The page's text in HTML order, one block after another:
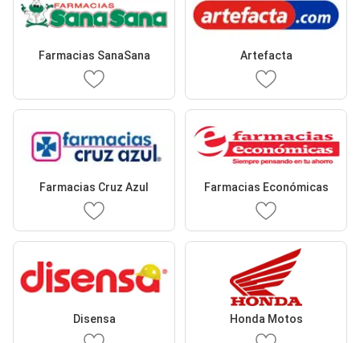
Farmacias SanaSana Artefacta
Farmacias Cruz Azul Farmacias Económicas
Disensa Honda Motos